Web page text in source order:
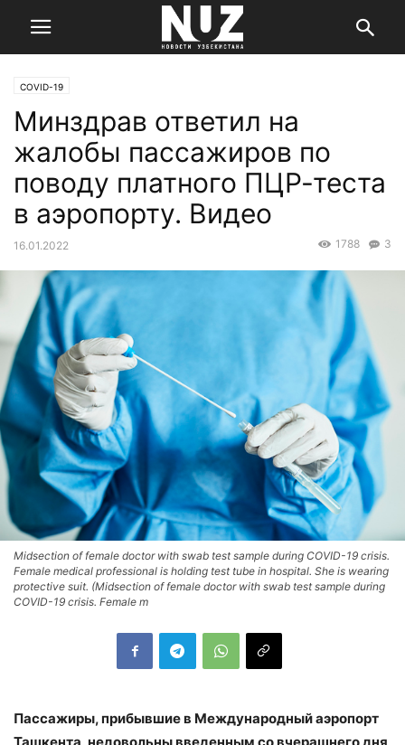
COVID-19
Минздрав ответил на
жалобы пассажиров по
поводу платного ПЦР-теста
в аэропорту. Видео
16.01.2022 3
1788
Midsection of female doctor with swab test sample during COVID-19 crisis.
Female medical professional is holding test tube in hospital. She is wearing
protective suit. (Midsection of female doctor with swab test sample during
COVID-19 crisis. Female m
Пассажиры, прибывшие в Международный аэропорт